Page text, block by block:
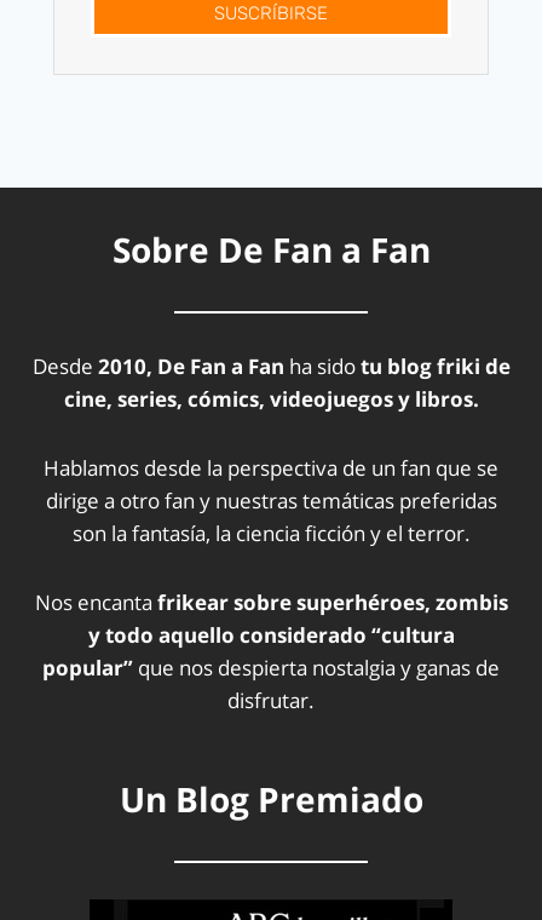
SUSCRÍBIRSE
Sobre De Fan a Fan
Desde 2010, De Fan a Fan ha sidotu blog friki de
cine, series, cómics, videojuegos y libros.
Hablamos desde la perspectiva de un fan que se
dirige a otro fan y nuestras temáticas preferidas
son la fantasía, la ciencia ficción y el terror.
Nos encanta frikear sobre superhéroes, zombis
y todo aquello considerado “cultura
popular” que nos despierta nostalgia y ganas de
disfrutar.
Un Blog Premiado